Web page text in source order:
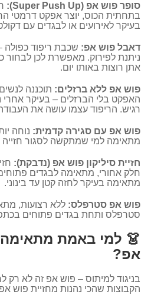
סופר פוש אפ (Super Push Up):
בתחתית הכוס, יוצר אפקט דרמטי
בעיקר לאירועים או לבגדים עם
דאבל פוש אפ: שכבת ריפוד
ניתנת לפירוק. מאפשרת לכן לבחור
אתן רוצות באותו יום.
פוש אפ ללא ברזלים: תוכננה
האפקט בלי הברזלים – בעיקר אחרי
רגיש. הריפוד עצמו עושה את
פוש אפ עם סגירה קדמית: נוחה
מתאימה למי שמתקשה לסגור
חזיית סיליקון פוש אפ (נדבקת):
חלק אחורי, מתאימה לבגדים
מתאימה בעיקר לחזה קטן עד בינוני.
פוש אפ סטרפלס: ללא רצועות,
סטרפלס ותחת בגדים פתוחים
👗 למי באמת מתאימה
אפ?
בניגוד למיתוס – פוש אפ זה לא רק
הקבוצות שהכי נהנות מחזיית פוש